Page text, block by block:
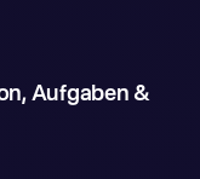
Aufgaben &